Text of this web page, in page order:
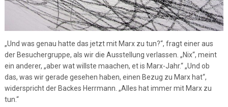
„Und was genau hatte das jetzt mit Marx zu tun?“, fragt einer aus
der Besuchergruppe, als wir die Ausstellung verlassen. „Nix“, meint
ein anderer, „aber wat willste maachen, et is Marx-Jahr.“ „Und ob
das, was wir gerade gesehen haben, einen Bezug zu Marx hat“,
widerspricht der Backes Herrmann. „Alles hat immer mit Marx zu
tun.“